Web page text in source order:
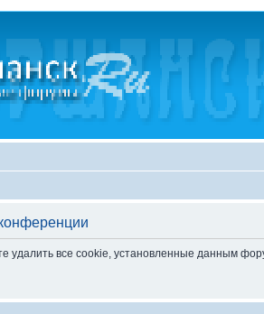
удалить все cookie, установленные данным